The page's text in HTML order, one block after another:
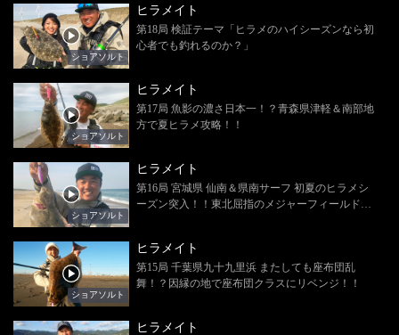
ショアソルト
ヒラメイト
第18局 検証テーマ「ヒラメのハイシーズンなら初
心者でも釣れるのか？」
ショアソルト
ヒラメイト
第17局 魚影の濃さ日本一！？青森県津軽＆南部地
方で夏ヒラメ攻略！！
ショアソルト
ヒラメイト
第16局 宮城県 仙南＆県南サーフ 初夏のヒラメシ
ーズン突入！！東北屈指のメジャーフィールドで
ショアソルト
ヒラメイト
第15局 千葉県九十九里浜 またしても座布団乱
舞！？因縁の地で座布団クラスにリベンジ！！
ヒラメイト